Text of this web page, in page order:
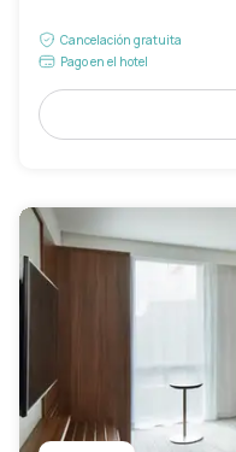
Cancelación gratuita
Pago en el hotel